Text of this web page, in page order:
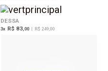
DESSA
3x R$ 83,00 | R$ 249,00